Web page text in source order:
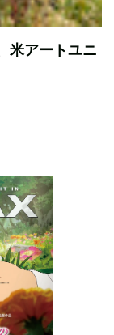
米アートユニ